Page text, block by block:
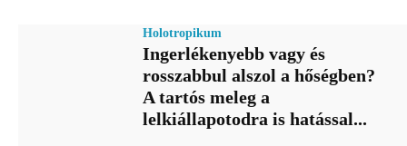
Holotropikum
Ingerlékenyebb vagy és
rosszabbul alszol a hőségben?
A tartós meleg a
lelkiállapotodra is hatással...